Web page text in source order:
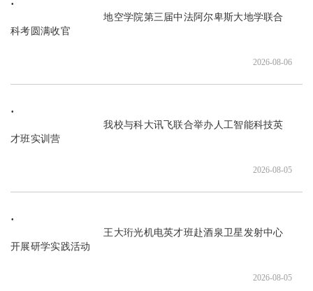
                               地空学院第三届中法阿尔卑斯大地学联合
科考圆满收官
2026-08-06
                               我校与科大讯飞联合举办人工智能科技英
才班实训营
2026-08-05
                               王大珩光机电英才班赴酒泉卫星发射中心
开展研学实践活动
2026-08-05